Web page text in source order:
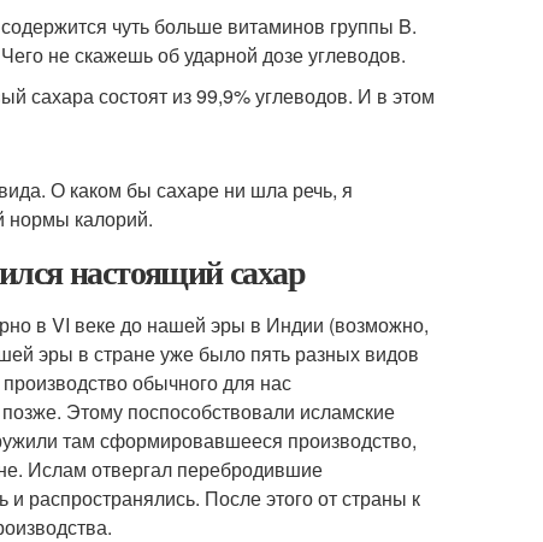
чуть больше витаминов группы B.
не скажешь об ударной дозе углеводов.
сахара состоят из 99,9% углеводов. И в этом
О каком бы сахаре ни шла речь, я
нормы калорий.
настоящий сахар
в VI веке до нашей эры в Индии (возможно,
эры в стране уже было пять разных видов
обычного для нас
Этому поспособствовали исламские
там сформировавшееся производство,
Ислам отвергал перебродившие
распространялись. После этого от страны к